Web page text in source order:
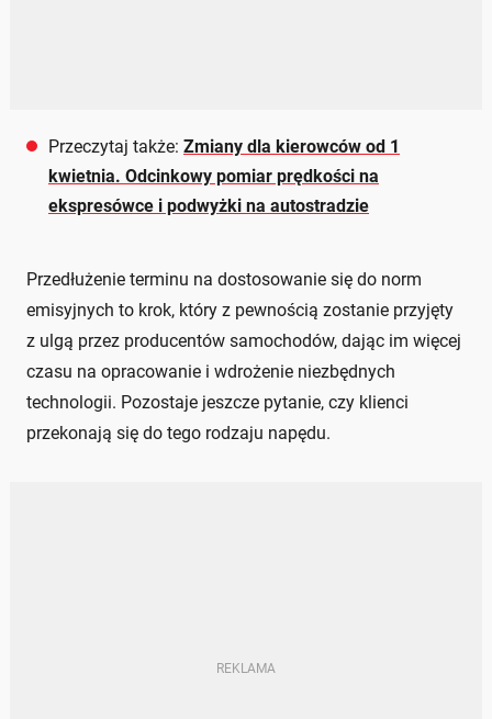
Przeczytaj także: Zmiany dla kierowców od 1
kwietnia. Odcinkowy pomiar prędkości na
ekspresówce i podwyżki na autostradzie
Przedłużenie terminu na dostosowanie się do norm
emisyjnych to krok, który z pewnością zostanie przyjęty
z ulgą przez producentów samochodów, dając im więcej
czasu na opracowanie i wdrożenie niezbędnych
technologii. Pozostaje jeszcze pytanie, czy klienci
przekonają się do tego rodzaju napędu.